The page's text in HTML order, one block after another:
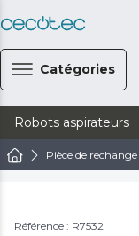
Catégories
Robots aspirateurs
Pièce de rechange
Référence : R7532